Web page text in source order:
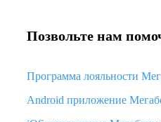
Позвольте нам
Программа лояльности
Android приложение